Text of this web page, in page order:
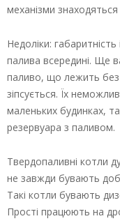
механізми
Недоліки:
палива всередині. Ще
паливо, що лежить без
зіпсується. Їх
маленьких будинках,
резервуара з паливом.
Твердопаливні котли
не завжди бувають
Такі котли бувають
Прості працюють на